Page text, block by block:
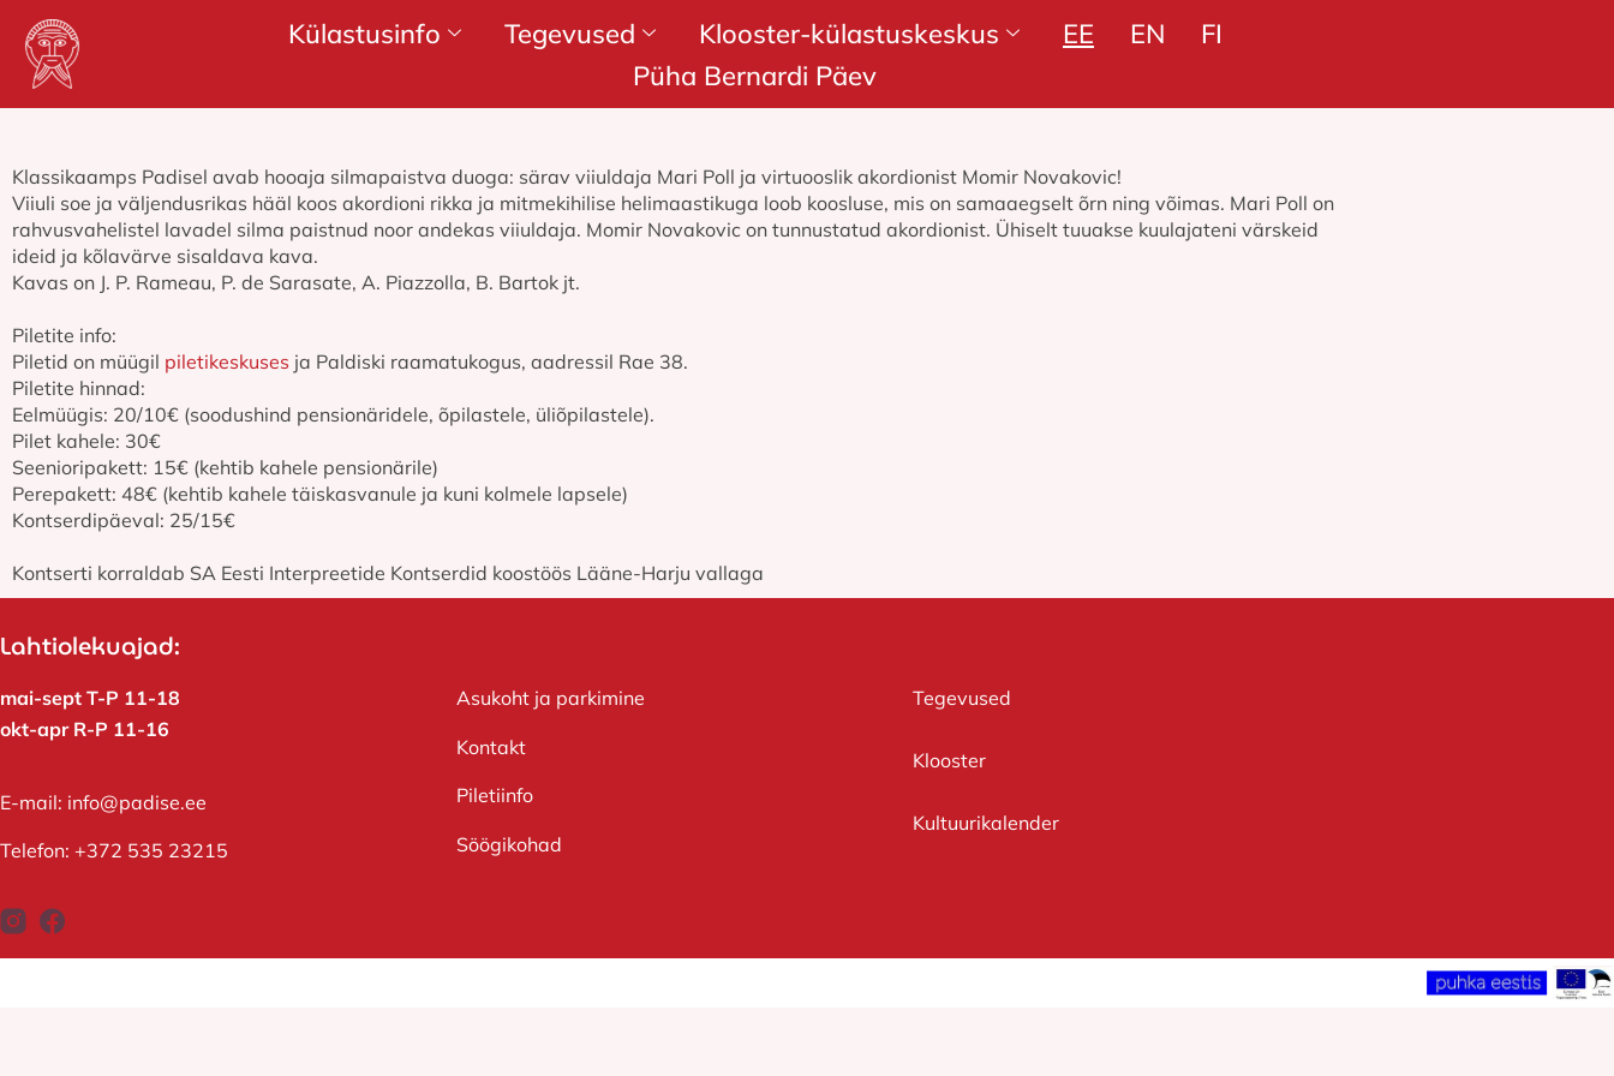
Külastusinfo Tegevused Klooster-külastuskeskus EE EN
FI
Püha Bernardi Päev
Klassikaamps Padisel avab hooaja silmapaistva duoga: särav viiuldaja Mari Poll ja virtuooslik akordionist Momir Novakovic!
Viiuli soe ja väljendusrikas hääl koos akordioni rikka ja mitmekihilise helimaastikuga loob koosluse, mis on samaaegselt õrn ning võimas. Mari Poll on
rahvusvahelistel lavadel silma paistnud noor andekas viiuldaja. Momir Novakovic on tunnustatud akordionist. Ühiselt tuuakse kuulajateni värskeid
ideid ja kõlavärve sisaldava kava.
Kavas on J. P. Rameau, P. de Sarasate, A. Piazzolla, B. Bartok jt.
Piletite info:
Piletid on müügil piletikeskuses ja Paldiski raamatukogus, aadressil Rae 38.
Piletite hinnad:
Eelmüügis: 20/10€ (soodushind pensionäridele, õpilastele, üliõpilastele).
Pilet kahele: 30€
Seenioripakett: 15€ (kehtib kahele pensionärile)
Perepakett: 48€ (kehtib kahele täiskasvanule ja kuni kolmele lapsele)
Kontserdipäeval: 25/15€
Kontserti korraldab SA Eesti Interpreetide Kontserdid koostöös Lääne-Harju vallaga
Lahtiolekuajad:
mai-sept T-P 11-18
okt-apr R-P 11-16
E-mail: info@padise.ee
Telefon: +372 535 23215
Asukoht ja parkimine
Kontakt
Piletiinfo
Söögikohad
Tegevused
Klooster
Kultuurikalender